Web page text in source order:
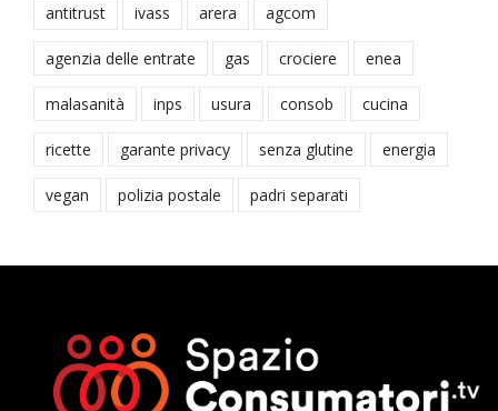
antitrust ivass arera agcom
agenzia delle entrate gas crociere enea
malasanità inps usura consob cucina
ricette garante privacy senza glutine energia
vegan polizia postale padri separati